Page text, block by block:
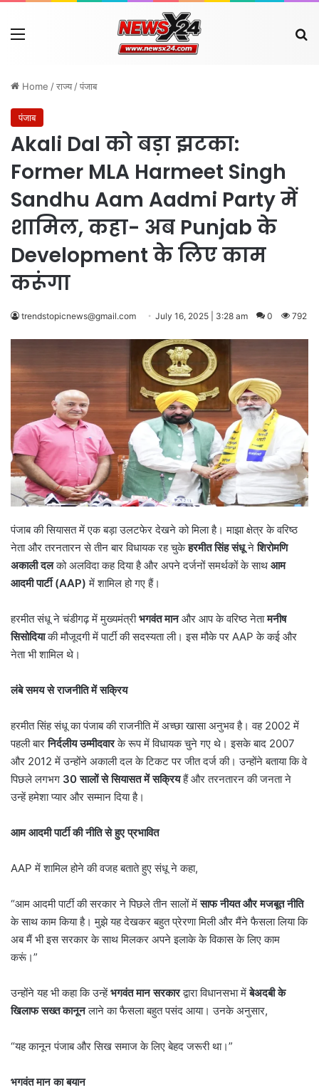
Menu
Home /राज्य /पंजाब
पंजाब
Akali Dal को बड़ा झटका:
Former MLA Harmeet Singh
Sandhu Aam Aadmi Party में
शामिल, कहा- अब Punjab के
Development के लिए काम
करूंगा
trendstopicnews@gmail.com July 16, 2025 | 3:28 am 0 792
पंजाब की सियासत में एक बड़ा उलटफेर देखने को मिला है। माझा क्षेत्र के वरिष्ठ
नेता और तरनतारन से तीन बार विधायक रह चुकेहरमीत सिंह संधूनेशिरोमणि
अकाली दलको अलविदा कह दिया है और अपने दर्जनों समर्थकों के साथ आम
आदमी पार्टी(AAP) में शामिल हो गए हैं।
हरमीत संधू ने चंडीगढ़ में मुख्यमंत्रीभगवंत मानऔर आप के वरिष्ठ नेतामनीष
सिसोदियाकी मौजूदगी में पार्टी की सदस्यता ली। इस मौके पर AAP के कई और
नेता भी शामिल थे।
लंबे समय से राजनीति में सक्रिय
हरमीत सिंह संधू का पंजाब की राजनीति में अच्छा खासा अनुभव है। वह 2002 में
पहली बारनिर्दलीय उम्मीदवारके रूप में विधायक चुने गए थे। इसके बाद 2007
और 2012 में उन्होंने अकाली दल के टिकट पर जीत दर्ज की। उन्होंने बताया कि वे
पिछले लगभग 30सालों से सियासत में सक्रियहैं और तरनतारन की जनता ने
उन्हें हमेशा प्यार और सम्मान दिया है।
आम आदमी पार्टी की नीति से हुए प्रभावित
AAP में शामिल होने की वजह बताते हुए संधू ने कहा,
“आम आदमी पार्टी की सरकार ने पिछले तीन सालों मेंसाफ नीयत और मजबूत नीति
के साथ काम किया है। मुझे यह देखकर बहुत प्रेरणा मिली और मैंने फैसला लिया कि
अब मैं भी इस सरकार के साथ मिलकर अपने इलाके के विकास के लिए काम
करूं।”
उन्होंने यह भी कहा कि उन्हेंभगवंत मान सरकारद्वारा विधानसभा मेंबेअदबी के
खिलाफ सख्त कानूनलाने का फैसला बहुत पसंद आया। उनके अनुसार,
“यह कानून पंजाब और सिख समाज के लिए बेहद जरूरी था।”
भगवंत मान का बयान